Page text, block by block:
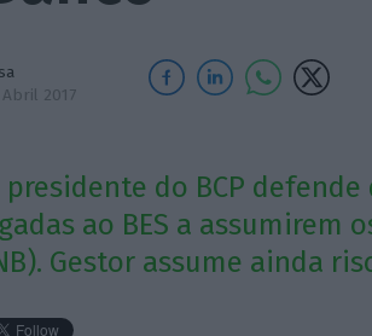
Abril 2017
presidente do BCP
ao BES a assumirem
Gestor assume ainda